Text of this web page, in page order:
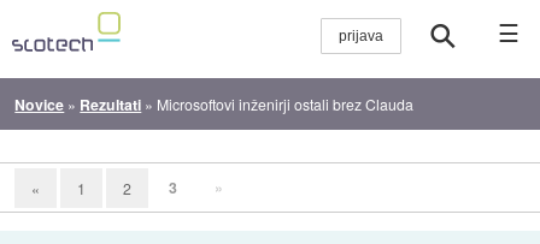
☰
Novice » Rezultati » Microsoftovi inženirji ostali brez Clauda
« 1 2 3 »